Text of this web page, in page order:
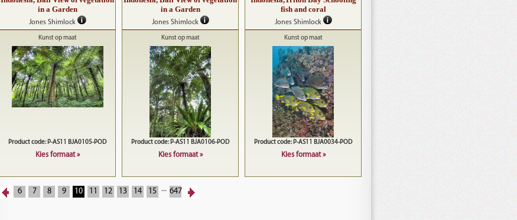
in a Garden
Jones Shimlock
Kunst op maat
Product code: P-AS11 BJA0105-POD
Kies formaat »
in a Garden
Jones Shimlock
Kunst op maat
Product code: P-AS11 BJA0106-POD
Kies formaat »
fish and coral
Jones Shimlock
Kunst op maat
Product code: P-AS11 BJA0034-POD
Kies formaat »
6 7 8 9 10 11 12 13 14 15 ... 647